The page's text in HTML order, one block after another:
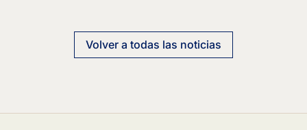
Volver a todas las noticias